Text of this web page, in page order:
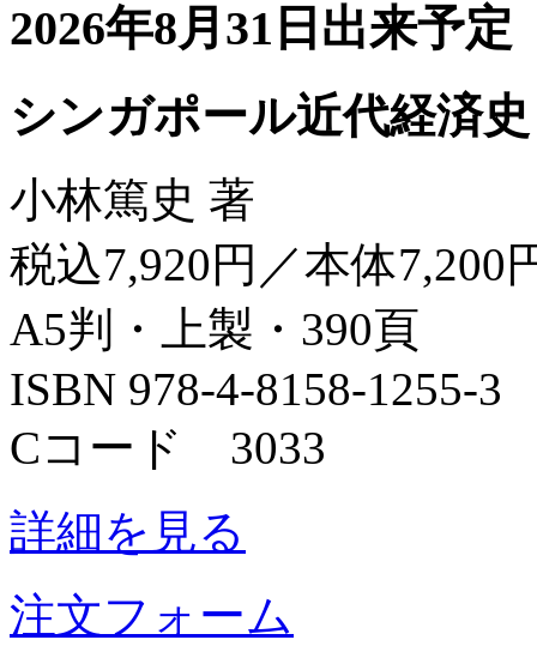
2026年8月31日出来予定
シンガポール近代経済史
小林篤史 著
税込7,920円／本体7,200
A5判・上製・390頁
ISBN 978-4-8158-1255-3
Cコード 3033
詳細を見る
注文フォーム